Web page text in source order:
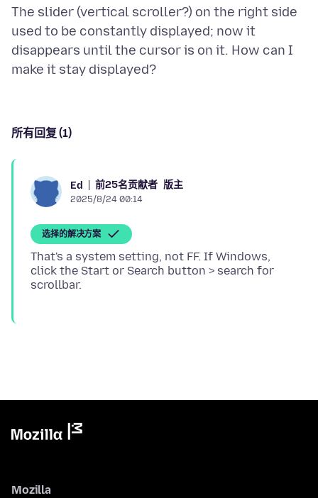
The slider (vertical scroller?) on the right side
used to be constantly displayed; now it
disappears until the cursor is on it. How can I
所有回复 (1)
Ed 前25名贡献者 版主
2025/8/24 00:14
选择的解决方案
That's a system setting, not FF. If Windows,
click the Start or Search button > search for
Mozilla